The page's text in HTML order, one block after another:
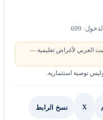
699
العربي لأغراض تعليمية —
توصية استثمارية.
X نسخ الرابط